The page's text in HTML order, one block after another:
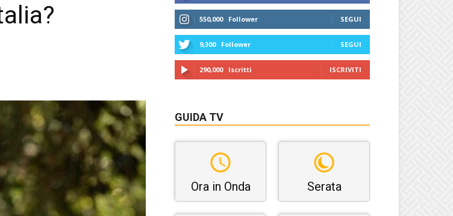
550,000 Follower SEGUI
9,300 Follower SEGUI
290,000 Iscritti ISCRIVITI
GUIDA TV
Ora in Onda Serata